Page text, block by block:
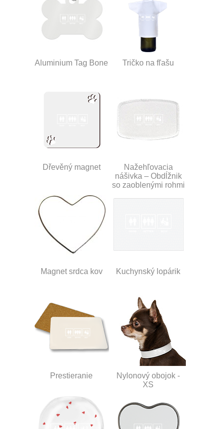
Aluminium Tag Bone Tričko na fľašu
Dřevěný magnet
Nažehľovacia
nášivka – Obdĺžnik
so zaoblenými rohmi
Magnet srdca kov Kuchynský lopárik
Prestieranie
Nylonový obojok -
XS